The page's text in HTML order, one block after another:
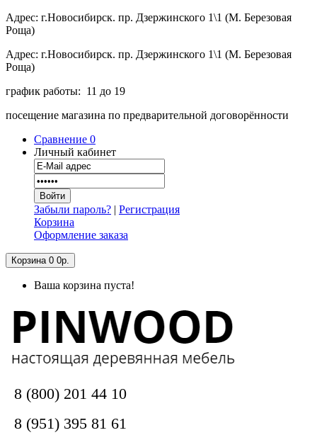
Адрес: г.Новосибирск. пр. Дзержинского 1\1 (М. Березовая
Роща)
Адрес: г.Новосибирск. пр. Дзержинского 1\1 (М. Березовая
Роща)
график работы: 11 до 19
посещение магазина по предварительной договорённости
Сравнение 0
Личный кабинет
Забыли пароль? | Регистрация
Корзина
Оформление заказа
Корзина 0 0р.
Ваша корзина пуста!
8 (800) 201 44 10
8 (951) 395 81 61